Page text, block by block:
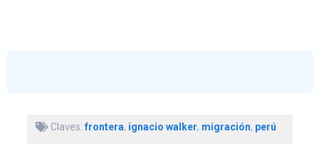
Claves:frontera, ignacio walker, migración, perú